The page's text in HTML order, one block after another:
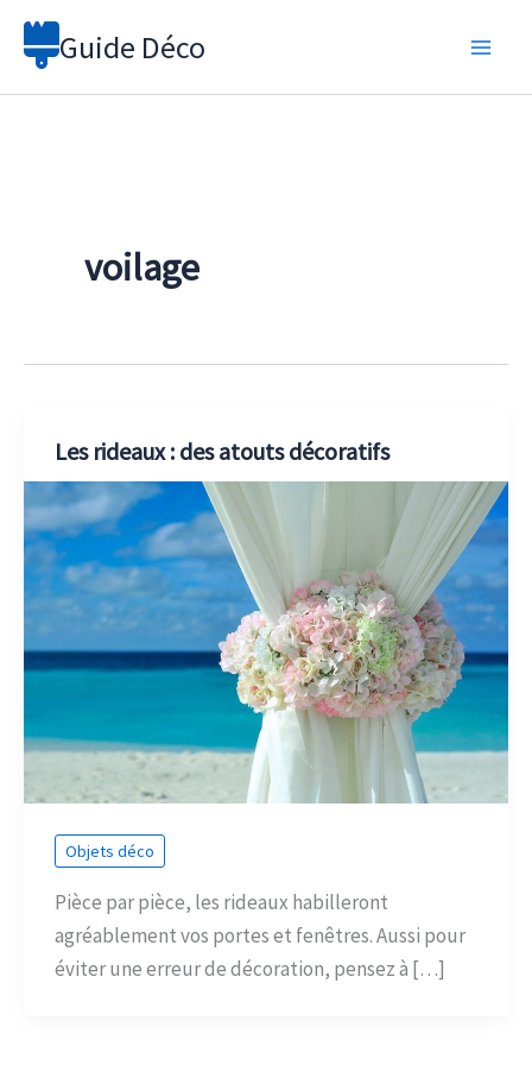
Aller
Guide Déco
voilage
Les rideaux : des atouts décoratifs
Objets déco
Pièce par pièce, les rideaux habilleront
agréablement vos portes et fenêtres. Aussi pour
éviter une erreur de décoration, pensez à […]